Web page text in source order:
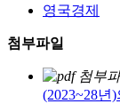
영국경제
첨부파일
(2023~28년